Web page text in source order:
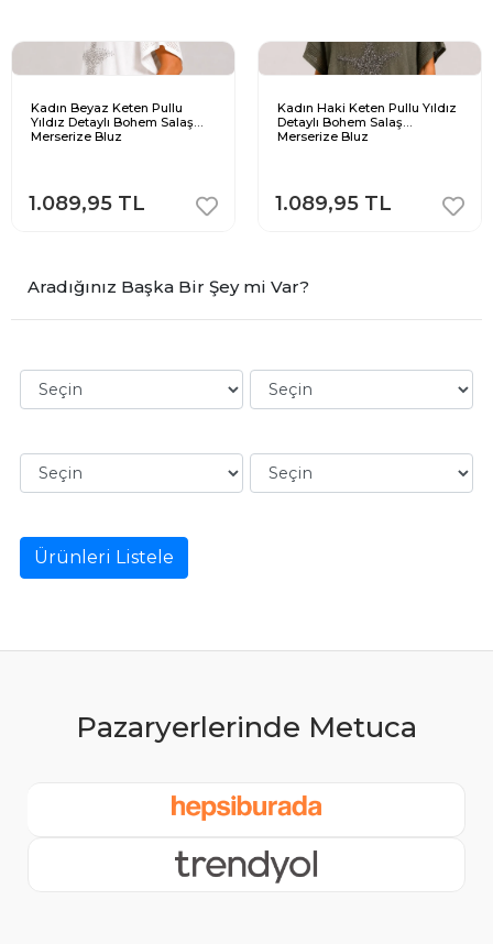
Kadın Beyaz Keten Pullu
Yıldız Detaylı Bohem Salaş
Merserize Bluz
1.089,95 TL
Kadın Haki Keten Pullu Yıldız
Detaylı Bohem Salaş
Merserize Bluz
1.089,95 TL
Aradığınız Başka Bir Şey mi Var?
Ürünleri Listele